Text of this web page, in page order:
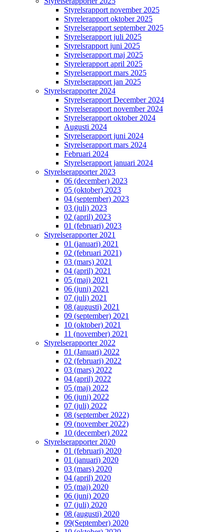
Styrelsrapport november 2025
Styrelerapport oktober 2025
Styrelserapport september 2025
Styrelserapport juli 2025
Styrelsrapport juni 2025
Styrelserapport maj 2025
Styrelerapport april 2025
Styrelserapport mars 2025
Styrelserapport jan 2025
Styrelserapporter 2024
Styrelserapport December 2024
Styrelserapport november 2024
Styrelserapport oktober 2024
Augusti 2024
Styrelserapport juni 2024
Styrelserapport mars 2024
Februari 2024
Styrelserapport januari 2024
Styrelserapporter 2023
06 (december) 2023
05 (oktober) 2023
04 (september) 2023
03 (juli) 2023
02 (april) 2023
01 (februari) 2023
Styrelserapporter 2021
01 (januari) 2021
02 (februari 2021)
03 (mars) 2021
04 (april) 2021
05 (maj) 2021
06 (juni) 2021
07 (juli) 2021
08 (augusti) 2021
09 (september) 2021
10 (oktober) 2021
11 (november) 2021
Styrelserapporter 2022
01 (Januari) 2022
02 (februari) 2022
03 (mars) 2022
04 (april) 2022
05 (maj) 2022
06 (juni) 2022
07 (juli) 2022
08 (september 2022)
09 (november 2022)
10 (december) 2022
Styrelserapporter 2020
01 (februari) 2020
01 (januari) 2020
03 (mars) 2020
04 (april) 2020
05 (maj) 2020
06 (juni) 2020
07 (juli) 2020
08 (augusti) 2020
09(September) 2020